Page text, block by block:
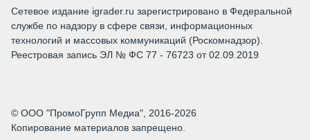
Сетевое издание igrader.ru зарегистрировано в Федеральной
службе по надзору в сфере связи, информационных
технологий и массовых коммуникаций (Роскомнадзор).
Реестровая запись ЭЛ № ФС 77 - 76723 от 02.09.2019
© ООО "ПромоГрупп Медиа", 2016-2026
Копирование материалов запрещено.